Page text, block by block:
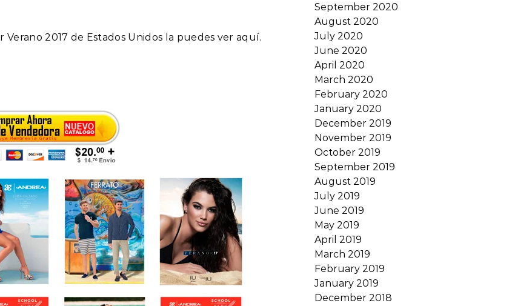
2017 de Estados Unidos la puedes ver aquí.
September 2020
August 2020
July 2020
June 2020
April 2020
March 2020
February 2020
January 2020
December 2019
November 2019
October 2019
September 2019
August 2019
July 2019
June 2019
May 2019
April 2019
March 2019
February 2019
January 2019
December 2018